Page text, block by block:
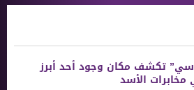
تكشف مكان وجود أحد أبرز
الأسد